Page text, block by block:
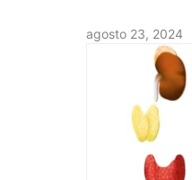
agosto 23, 2024